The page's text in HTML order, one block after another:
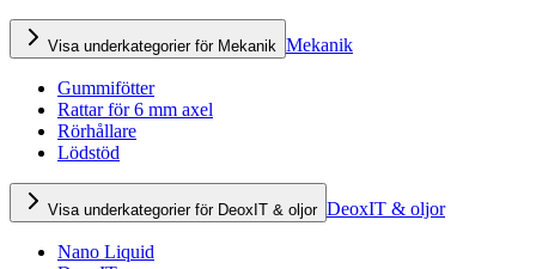
Visa underkategorier för Mekanik Mekanik
Gummifötter
Rattar för 6 mm axel
Rörhållare
Lödstöd
Visa underkategorier för DeoxIT & oljor DeoxIT & oljor
Nano Liquid